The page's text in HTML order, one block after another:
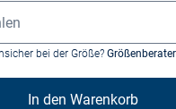
bei der Größe? Größenberater
In den Warenkorb